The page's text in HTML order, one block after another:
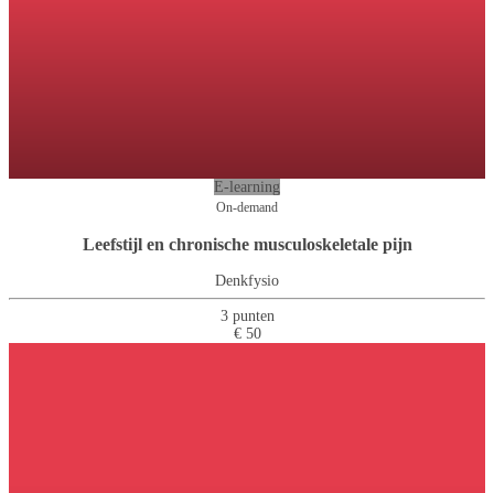
E-learning
On-demand
Leefstijl en chronische musculoskeletale pijn
Denkfysio
3 punten
€ 50